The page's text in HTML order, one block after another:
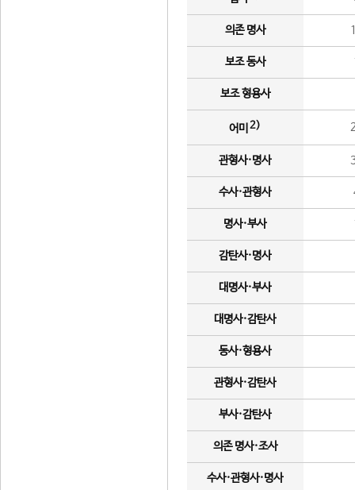
의존 명사
보조 동사
보조 형용사
어미 2)
관형사·명사
수사·관형사
명사·부사
감탄사·명사
대명사·부사
대명사·감탄사
동사·형용사
관형사·감탄사
부사·감탄사
의존 명사·조사
수사·관형사·명사